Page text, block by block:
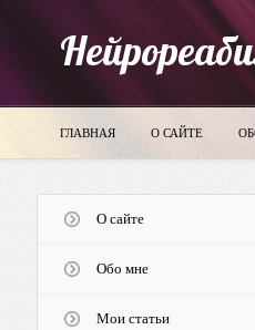
ГЛАВНАЯ О САЙТЕ
О сайте
Обо мне
Мои статьи